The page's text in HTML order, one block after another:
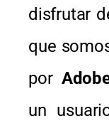
disfrutar
que
por
un